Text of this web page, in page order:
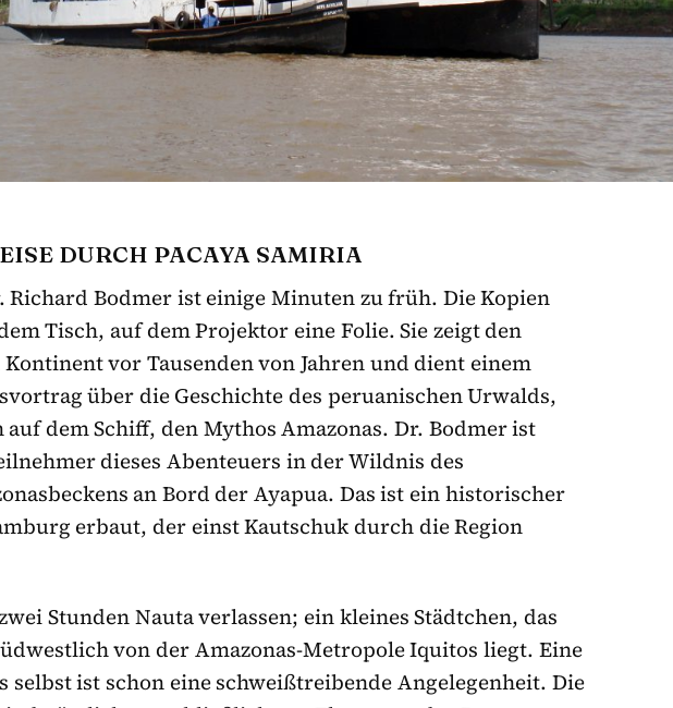
DURCH PACAYA SAMIRIA
Richard Bodmer ist einige Minuten zu früh. Die Kopien
Tisch, auf dem Projektor eine Folie. Sie zeigt den
vor Tausenden von Jahren und dient einem
über die Geschichte des peruanischen Urwalds,
dem Schiff, den Mythos Amazonas. Dr. Bodmer ist
dieses Abenteuers in der Wildnis des
an Bord der Ayapua. Das ist ein historischer
erbaut, der einst Kautschuk durch die Region
Stunden Nauta verlassen; ein kleines Städtchen, das
von der Amazonas-Metropole Iquitos liegt. Eine
selbst ist schon eine schweißtreibende Angelegenheit. Die